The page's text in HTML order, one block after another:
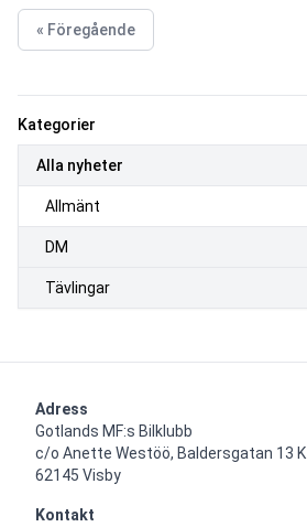
Kategorier
Alla nyheter
Allmänt
DM
Tävlingar
« Föregående
Adress
Gotlands MF:s Bilklubb
c/o Anette Westöö, Baldersgatan 13 K
62145 Visby
Kontakt